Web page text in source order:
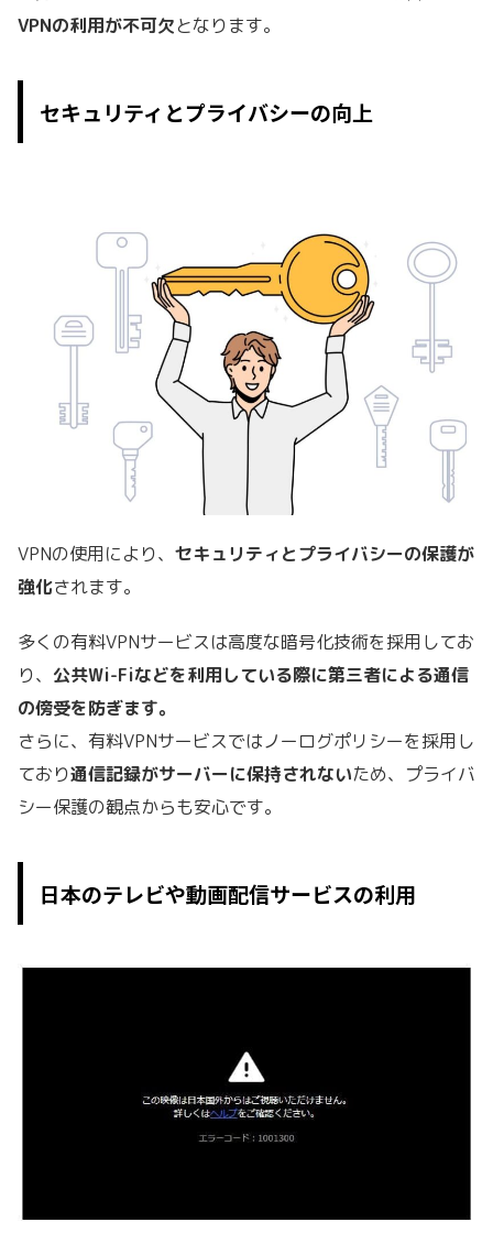
VPNの利用が不可欠となります。
セキュリティとプライバシーの向上
VPNの使用により、 セキュリティとプライバシーの保護が
強化されます。
多くの有料VPNサービスは高度な暗号化技術を採用してお
り、 公共Wi-Fiなどを利用している際に第三者による通信
の傍受を防ぎます。
さらに、有料VPNサービスではノーログポリシーを採用し
ており通信記録がサーバーに保持されないため、プライバ
シー保護の観点からも安心です。
日本のテレビや動画配信サービスの利用